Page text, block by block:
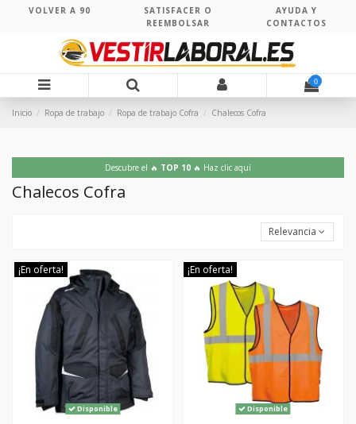
VOLVER A 90
SATISFACER O
REEMBOLSAR
AYUDA Y
CONTACTOS
0
Inicio Ropa de trabajo Ropa de trabajo Cofra Chalecos Cofra
Descubre el 🔥 TOP 10 🔥 Haz clic aquí
Chalecos Cofra
Relevancia
¡En oferta!
Disponible
¡En oferta!
Disponible